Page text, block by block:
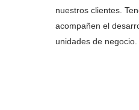
nuestros clientes.
acompañen el
unidades de negocio.